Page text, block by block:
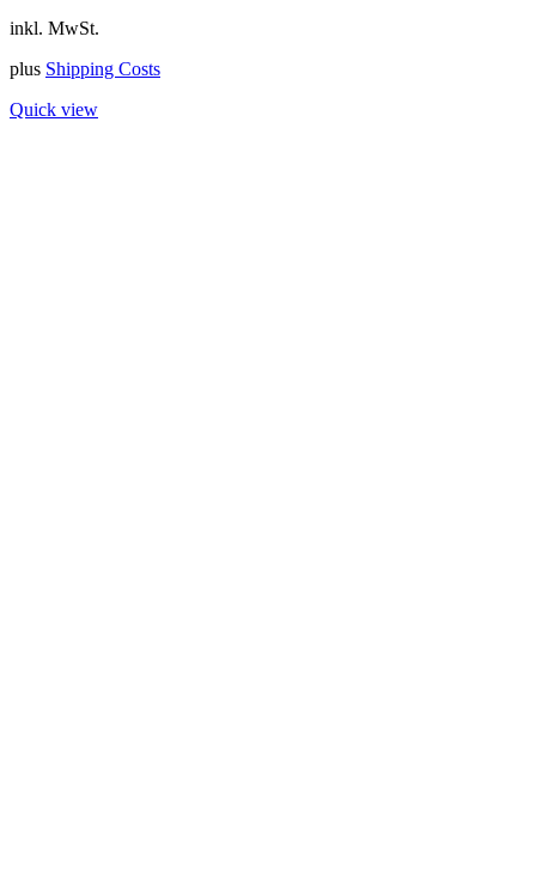
inkl. MwSt.
plus Shipping Costs
Quick view